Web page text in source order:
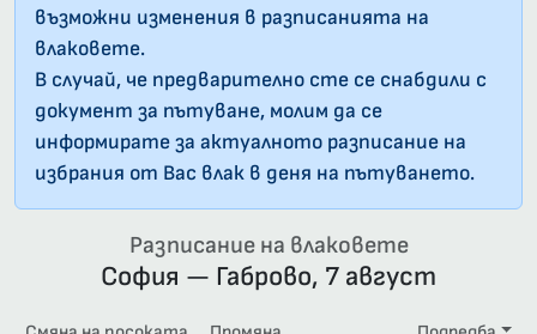
възможни изменения в разписанията на
влаковете.
В случай, че предварително сте се снабдили с
документ за пътуване, молим да се
информирате за актуалното разписание на
избрания от Вас влак в деня на пътуването.
Разписание на влаковете
София — Габрово, 7 август